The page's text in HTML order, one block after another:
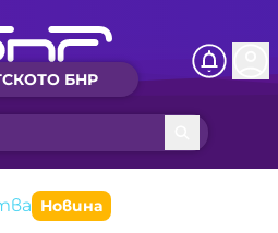
БНР
Новина